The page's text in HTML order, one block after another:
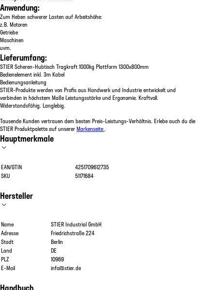
Anwendung:
Zum Heben schwerer Lasten auf Arbeitshöhe:
z.B. Motoren
Getriebe
Maschinen
uvm.
Lieferumfang:
STIER Scheren-Hubtisch Tragkraft 1000kg Plattform 1300x800mm
Bedienelement inkl. 3m Kabel
Bedienungsanleitung
STIER-Produkte werden von Profis aus Handwerk und Industrie entwickelt und
verbinden in höchstem Maße Leistungsstärke und Ergonomie. Kraftvoll.
Widerstandsfähig. Langlebig.
Tausende Kunden vertrauen dem besten Preis-Leistungs-Verhältnis. Erlebe auch du die
STIER Produktpalette auf unsererMarkenseite .
Hauptmerkmale
EAN/GTIN
4251709612735
SKU
51171684
Hersteller
Name
STIER Industrial GmbH
Adresse
Friedrichstraße 224
Stadt
Berlin
Land
DE
PLZ
10969
E-Mail
info@stier.de
Handbuch